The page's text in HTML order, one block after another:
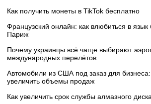
Как получить монеты в TikTok бесплатно
Французский онлайн: как влюбиться в язык
Париж
Почему украинцы всё чаще выбирают
международных перелётов
Автомобили из США под заказ для
увеличить объемы продаж
Как увеличить срок службы алмазного диска